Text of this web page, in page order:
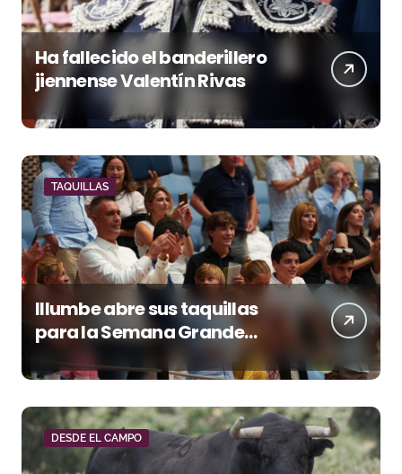
Ha fallecido el banderillero
jiennense Valentín Rivas
TAQUILLAS
Illumbe abre sus taquillas
para la Semana Grande
Donostiarra
DESDE EL CAMPO